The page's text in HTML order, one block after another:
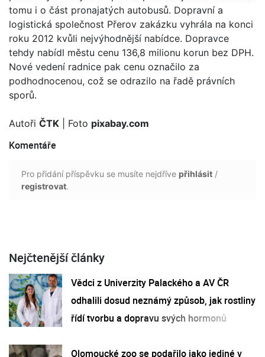
tomu i o část pronajatých autobusů. Dopravní a
logistická společnost Přerov zakázku vyhrála na konci
roku 2012 kvůli nejvýhodnější nabídce. Dopravce
tehdy nabídl městu cenu 136,8 milionu korun bez DPH.
Nové vedení radnice pak cenu označilo za
podhodnocenou, což se odrazilo na řadě právních
sporů.
Autoři ČTK | Foto pixabay.com
Komentáře
Pro přidání příspěvku se musíte nejdříve přihlásit /
registrovat.
Nejčtenější články
Vědci z Univerzity Palackého a AV ČR
odhalili dosud neznámý způsob, jak rostliny
řídí tvorbu a dopravu svých hormonů
Olomoucké zoo se podařilo jako jediné v